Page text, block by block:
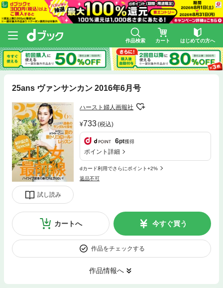
作品検索 カート はじめての方へ
25ans ヴァンサンカン 2016年6月号
試し読み
ハースト婦人画報社
733(税込)
6pt獲得
ポイント詳細
dカード利用でさらにポイント+2%
返品不可
カートへ 今すぐ買う
作品をチェックする
作品情報へ